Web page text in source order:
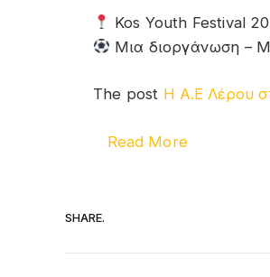
Kos Youth Festival
Μια διοργάνωση –
The post Η Α.Ε Λέρου
Read More
SHARE.